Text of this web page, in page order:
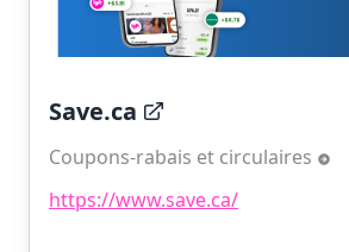
Save.ca
Coupons-rabais et circulaires
https://www.save.ca/